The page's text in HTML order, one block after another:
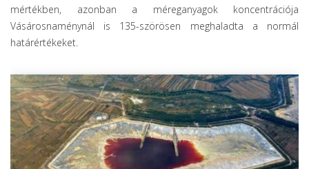
mértékben, azonban a méreganyagok koncentrációja
Vásárosnaménynál is 135-szörösen meghaladta a normál
határértékeket.